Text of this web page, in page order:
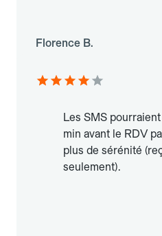
Florence B.
Les SMS
min avant le RDV
plus de sérénité
seulement).